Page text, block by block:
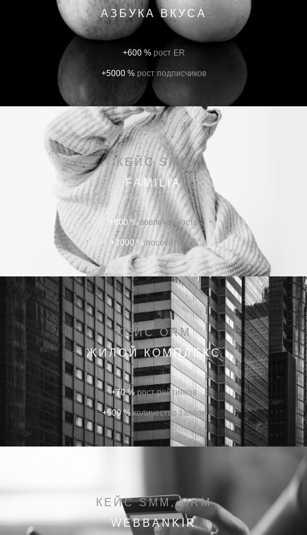
АЗБУКА ВКУСА
+600 % рост ER
+5000 % рост подписчиков
КЕЙС SMM
FAMILIA
+800 %вовлеченность
+3000 %посетителей
КЕЙС ORM
ЖИЛОЙ КОМПЛЕКС
+70 %рост рейтингов
+500 % количество заявок
КЕЙС SMM, ORM
WEBBANKIR